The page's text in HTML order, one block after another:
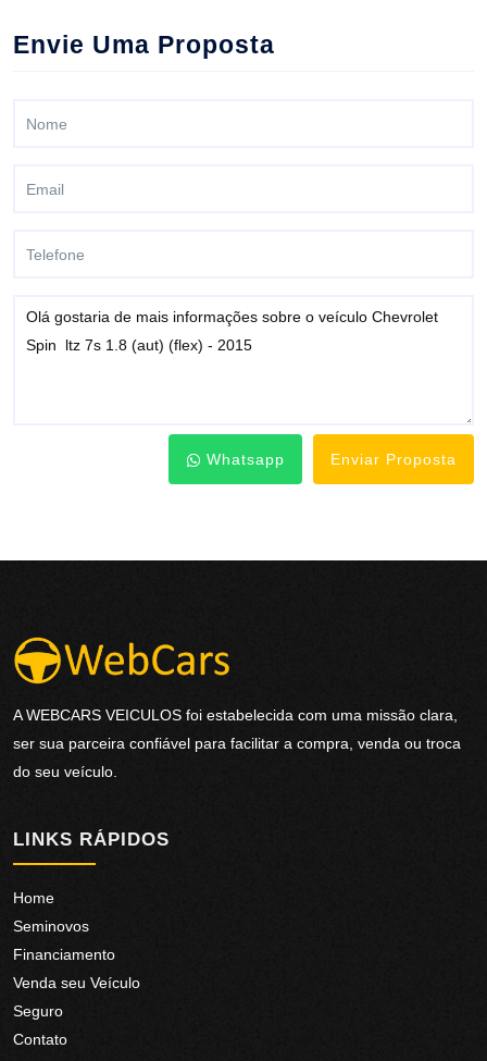
Envie Uma Proposta
Whatsapp Enviar Proposta
AWEBCARS VEICULOS foi estabelecida com uma missão clara,
ser sua parceira confiável para facilitar a compra, venda ou troca
do seu veículo.
LINKS RÁPIDOS
Home
Seminovos
Financiamento
Venda seu Veículo
Seguro
Contato